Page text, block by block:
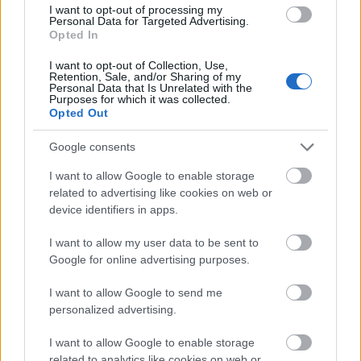
I want to opt-out of processing my
Personal Data for Targeted Advertising.
Opted In
I want to opt-out of Collection, Use,
Retention, Sale, and/or Sharing of my
Personal Data that Is Unrelated with the
Purposes for which it was collected.
Opted Out
Google consents
I want to allow Google to enable storage
related to advertising like cookies on web or
device identifiers in apps.
I want to allow my user data to be sent to
Google for online advertising purposes.
I want to allow Google to send me
personalized advertising.
I want to allow Google to enable storage
és megbeszélik, hogy gyorsan töröljék az üzeneteket,
ahogy szokták.
Aztán Tashának bevillant valami. Elvitte Beccát a
"szokott helyükre", és az ottlétükre utaló nyomokat
találtak, az egyik fánál pedig zsineget. Innen nem
messze találta meg Jamie Tasha testét a vízben...
vajon mi történhetett? Hogy fajulhat odáig három 16
éves lány örök barátsága, hogy egyikük életére
törnek? Valóban ez történt egyáltalán?
Bizarr, ha felnőttek hálálkodnak a
tinédzsereknek. És egy kicsit ijesztő. Mintha
mind egyenlőkké válnának, és nem
maradna biztonság a világban. A
gyerekkoruknak vége. Egy váróteremben
ami már nem az egyik, és még nem a másik.